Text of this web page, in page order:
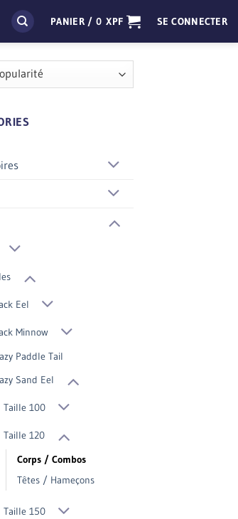
PANIER / 0XPF SE CONNECTER
Eel
Minnow
Paddle Tail
Sand Eel
Taille 100
Taille 120
Corps / Combos
Têtes / Hameçons
Taille 150